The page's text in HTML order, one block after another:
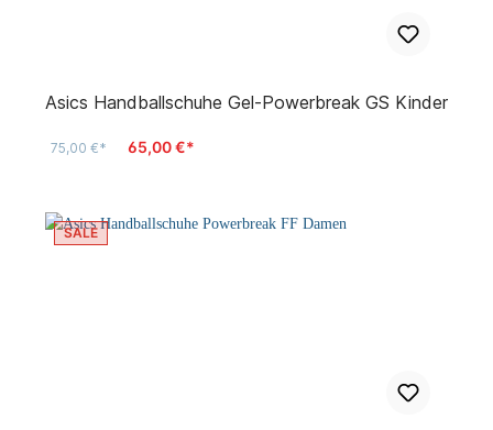
Asics Handballschuhe Gel-Powerbreak GS Kinder
75,00 €* 65,00 €*
SALE